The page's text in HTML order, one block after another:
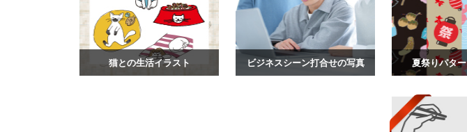
猫との生活イラスト ビジネスシーン打合せの写真 夏祭りパタ